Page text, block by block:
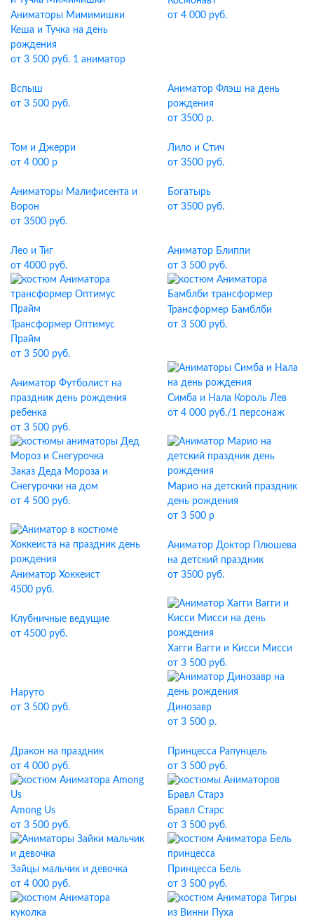
Аниматоры Мимимишки
Кеша и Тучка на день
рождения
от 3 500 руб. 1 аниматор
от 4 000 руб.
Вспыш
от 3 500 руб.
Аниматор Флэш на день
рождения
от 3500 р.
Том и Джерри
от 4 000 р
Лило и Стич
от 3500 руб.
Аниматоры Малифисента и
Ворон
от 3500 руб.
Богатырь
от 3500 руб.
Лео и Тиг
от 4000 руб.
Аниматор Блиппи
от 3 500 руб.
Трансформер Оптимус
Прайм
от 3 500 руб.
Трансформер Бамблби
от 3 500 руб.
Аниматор Футболист на
праздник день рождения
ребенка
от 3 500 руб.
Симба и Нала Король Лев
от 4 000 руб./1 персонаж
Заказ Деда Мороза и
Снегурочки на дом
от 4 500 руб.
Марио на детский праздник
день рождения
от 3 500 р
Аниматор Хоккеист
4500 руб.
Аниматор Доктор Плюшева
на детский праздник
от 3500 руб.
Клубничные ведущие
от 4500 руб.
Хагги Вагги и Кисси Мисси
от 3 500 руб.
Наруто
от 3 500 руб.
Динозавр
от 3 500 р.
Дракон на праздник
от 4 000 руб.
Принцесса Рапунцель
от 3 500 руб.
Among Us
от 3 500 руб.
Бравл Старс
от 3 500 руб.
Зайцы мальчик и девочка
от 4 000 руб.
Принцесса Бель
от 3 500 руб.